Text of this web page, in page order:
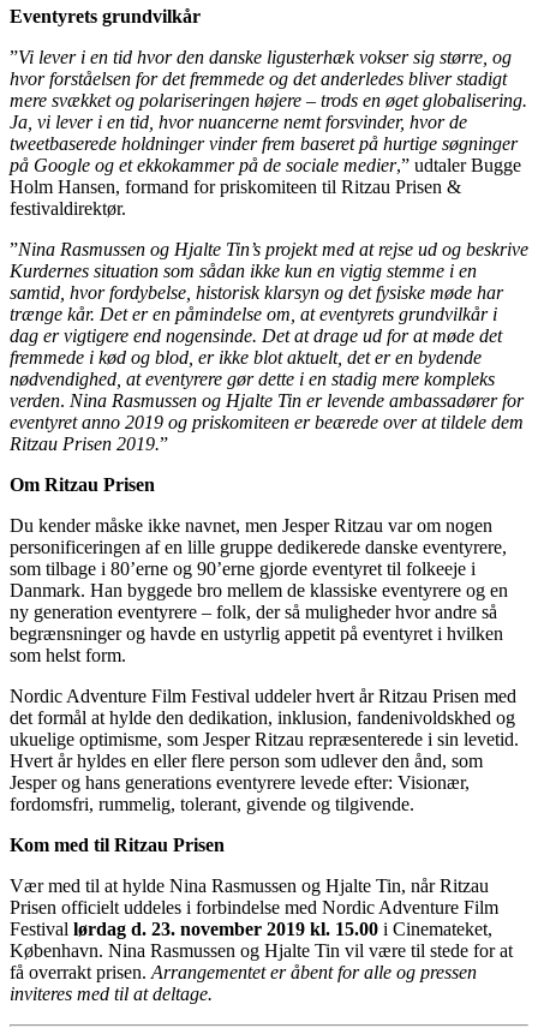
Eventyrets grundvilkår
”Vi lever i en tid hvor den danske ligusterhæk vokser sig større, og
hvor forståelsen for det fremmede og det anderledes bliver stadigt
mere svækket og polariseringen højere – trods en øget globalisering.
Ja, vi lever i en tid, hvor nuancerne nemt forsvinder, hvor de
tweetbaserede holdninger vinder frem baseret på hurtige søgninger
på Google og et ekkokammer på de sociale medier,” udtaler Bugge
Holm Hansen, formand for priskomiteen til Ritzau Prisen &
festivaldirektør.
”Nina Rasmussen og Hjalte Tin’s projekt med at rejse ud og beskrive
Kurdernes situation som sådan ikke kun en vigtig stemme i en
samtid, hvor fordybelse, historisk klarsyn og det fysiske møde har
trænge kår. Det er en påmindelse om, at eventyrets grundvilkår i
dag er vigtigere end nogensinde. Det at drage ud for at møde det
fremmede i kød og blod, er ikke blot aktuelt, det er en bydende
nødvendighed, at eventyrere gør dette i en stadig mere kompleks
verden. Nina Rasmussen og Hjalte Tin er levende ambassadører for
eventyret anno 2019 og priskomiteen er beærede over at tildele dem
Ritzau Prisen 2019.”
Om Ritzau Prisen
Du kender måske ikke navnet, men Jesper Ritzau var om nogen
personificeringen af en lille gruppe dedikerede danske eventyrere,
som tilbage i 80’erne og 90’erne gjorde eventyret til folkeeje i
Danmark. Han byggede bro mellem de klassiske eventyrere og en
ny generation eventyrere – folk, der så muligheder hvor andre så
begrænsninger og havde en ustyrlig appetit på eventyret i hvilken
som helst form.
Nordic Adventure Film Festival uddeler hvert år Ritzau Prisen med
det formål at hylde den dedikation, inklusion, fandenivoldskhed og
ukuelige optimisme, som Jesper Ritzau repræsenterede i sin levetid.
Hvert år hyldes en eller flere person som udlever den ånd, som
Jesper og hans generations eventyrere levede efter: Visionær,
fordomsfri, rummelig, tolerant, givende og tilgivende.
Kom med til Ritzau Prisen
Vær med til at hylde Nina Rasmussen og Hjalte Tin, når Ritzau
Prisen officielt uddeles i forbindelse med Nordic Adventure Film
Festival lørdag d. 23. november 2019 kl. 15.00 i Cinemateket,
København. Nina Rasmussen og Hjalte Tin vil være til stede for at
få overrakt prisen. Arrangementet er åbent for alle og pressen
inviteres med til at deltage.